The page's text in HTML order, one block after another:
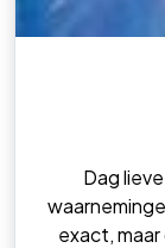
Dag
exact,